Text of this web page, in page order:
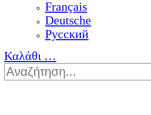
Français
Deutsche
Pусский
Καλάθι …